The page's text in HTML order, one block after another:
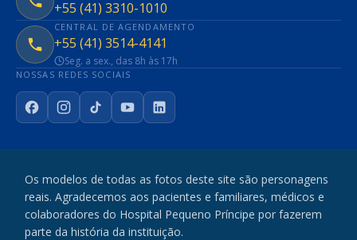
+55 (41) 3310-1010
CENTRAL DE AGENDAMENTO
+55 (41) 3514-4141
Seg. a sex., das 8h às 17h
NOSSAS REDES SOCIAIS
FacebookInstagram
TikTokYouTubeLinkedIn
Os modelos de todas as fotos deste site são personagens
reais. Agradecemos aos pacientes e familiares, médicos e
colaboradores do Hospital Pequeno Príncipe por fazerem
parte da história da instituição.